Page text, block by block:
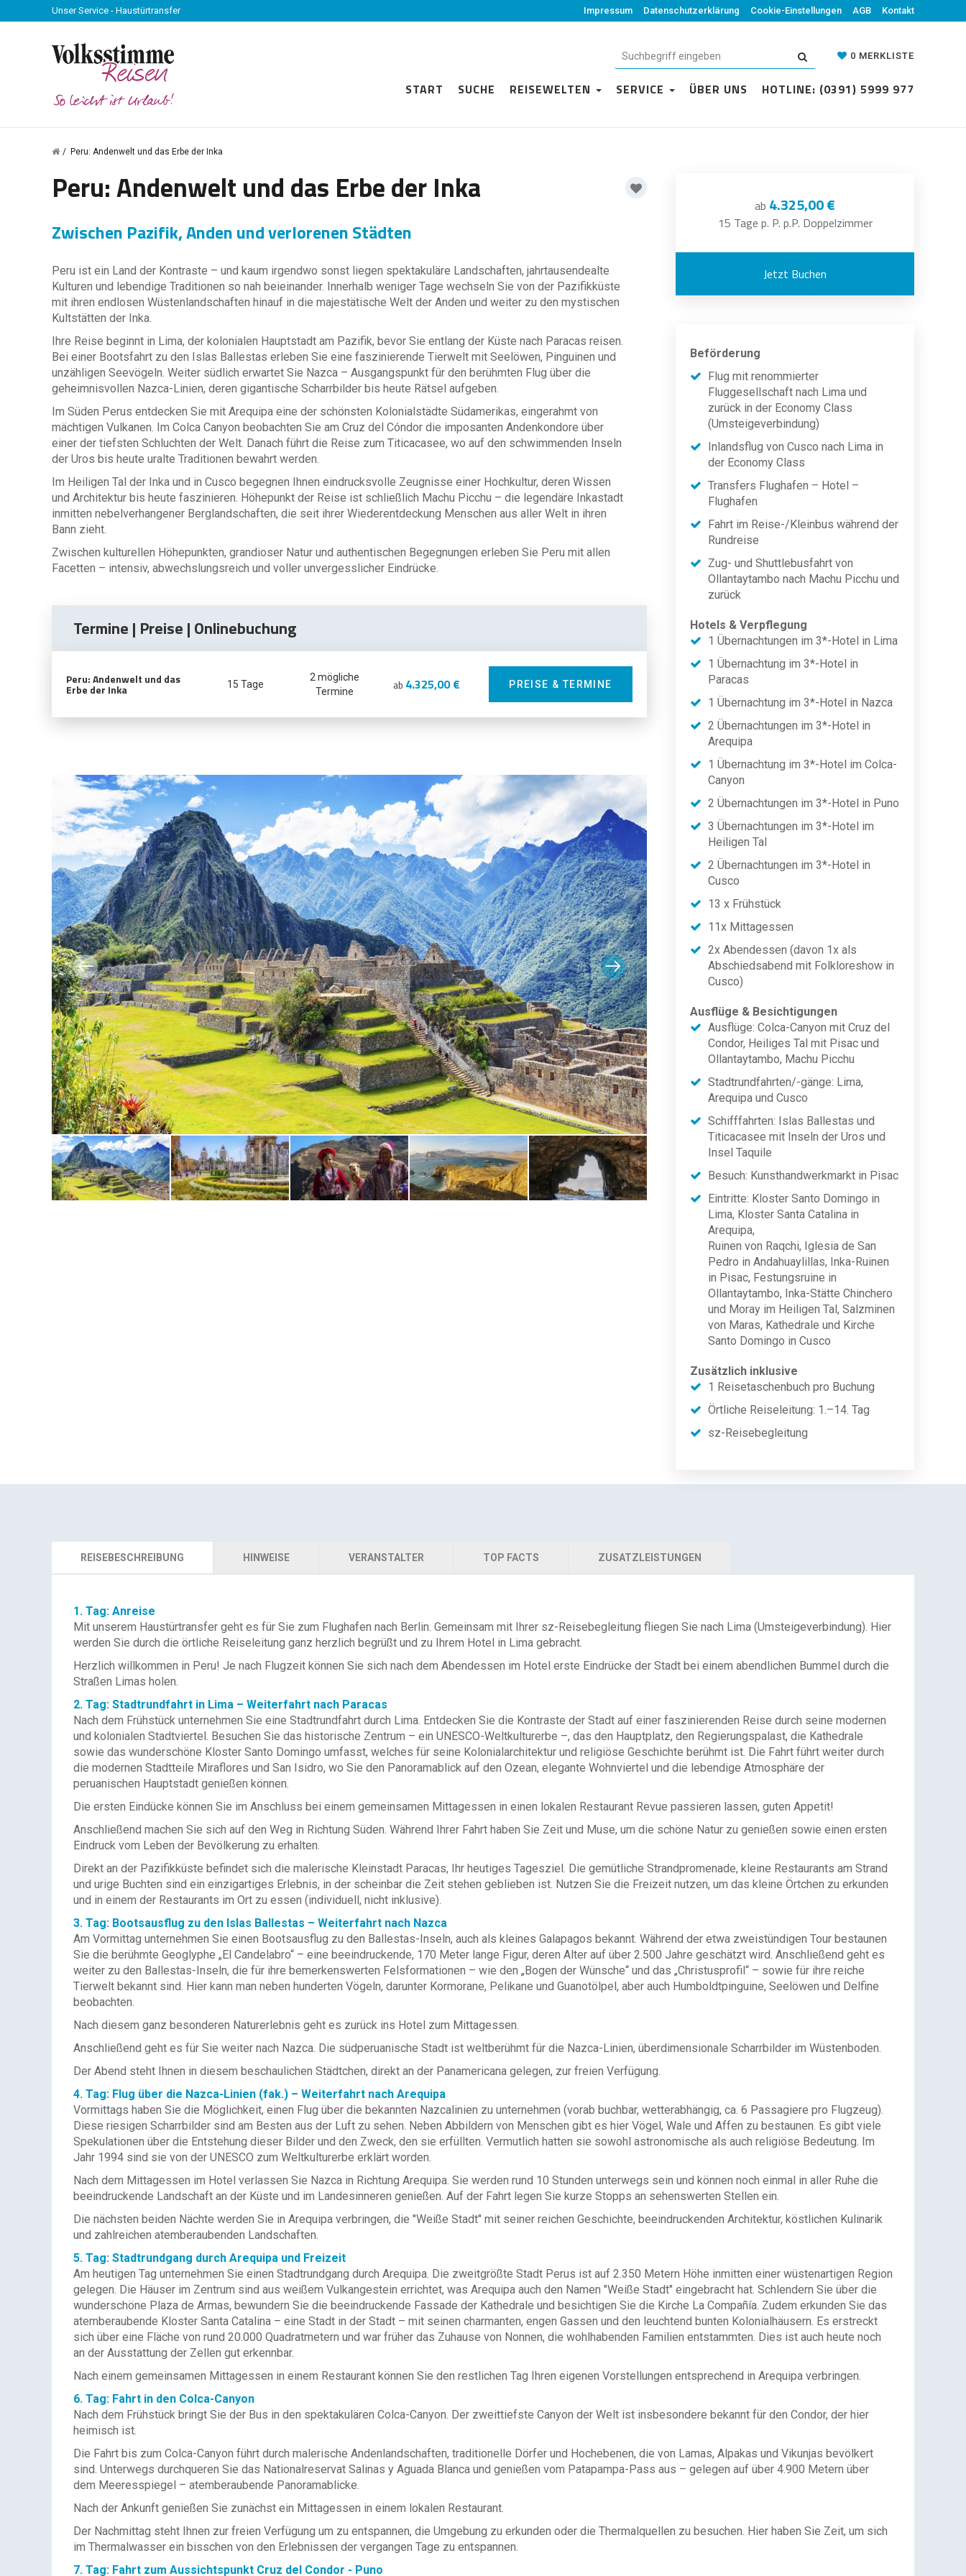
Unser Service - Haustürtransfer Impressum Datenschutzerklärung Cookie-Einstellungen AGB Kontakt
0 MERKLISTE
START SUCHE REISEWELTEN SERVICE ÜBER UNS HOTLINE: (0391) 5999 977
Peru: Andenwelt und das Erbe der Inka
Peru: Andenwelt und das Erbe der Inka
Zwischen Pazifik, Anden und verlorenen Städten
Peru ist ein Land der Kontraste – und kaum irgendwo sonst liegen spektakuläre Landschaften, jahrtausendealte
Kulturen und lebendige Traditionen so nah beieinander. Innerhalb weniger Tage wechseln Sie von der Pazifikküste
mit ihren endlosen Wüstenlandschaften hinauf in die majestätische Welt der Anden und weiter zu den mystischen
Kultstätten der Inka.
Ihre Reise beginnt in Lima, der kolonialen Hauptstadt am Pazifik, bevor Sie entlang der Küste nach Paracas reisen.
Bei einer Bootsfahrt zu den Islas Ballestas erleben Sie eine faszinierende Tierwelt mit Seelöwen, Pinguinen und
unzähligen Seevögeln. Weiter südlich erwartet Sie Nazca – Ausgangspunkt für den berühmten Flug über die
geheimnisvollen Nazca-Linien, deren gigantische Scharrbilder bis heute Rätsel aufgeben.
Im Süden Perus entdecken Sie mit Arequipa eine der schönsten Kolonialstädte Südamerikas, eingerahmt von
mächtigen Vulkanen. Im Colca Canyon beobachten Sie am Cruz del Cóndor die imposanten Andenkondore über
einer der tiefsten Schluchten der Welt. Danach führt die Reise zum Titicacasee, wo auf den schwimmenden Inseln
der Uros bis heute uralte Traditionen bewahrt werden.
Im Heiligen Tal der Inka und in Cusco begegnen Ihnen eindrucksvolle Zeugnisse einer Hochkultur, deren Wissen
und Architektur bis heute faszinieren. Höhepunkt der Reise ist schließlich Machu Picchu – die legendäre Inkastadt
inmitten nebelverhangener Berglandschaften, die seit ihrer Wiederentdeckung Menschen aus aller Welt in ihren
Bann zieht.
Zwischen kulturellen Höhepunkten, grandioser Natur und authentischen Begegnungen erleben Sie Peru mit allen
Facetten – intensiv, abwechslungsreich und voller unvergesslicher Eindrücke.
Termine | Preise | Onlinebuchung
Peru: Andenwelt und das
Erbe der Inka 15 Tage
2 mögliche
Termine
ab 4.325,00 € PREISE & TERMINE
ab 4.325,00 €
15 Tage p. P. p.P. Doppelzimmer
Jetzt Buchen
Beförderung
Flug mit renommierter
Fluggesellschaft nach Lima und
zurück in der Economy Class
(Umsteigeverbindung)
Inlandsflug von Cusco nach Lima in
der Economy Class
Transfers Flughafen – Hotel –
Flughafen
Fahrt im Reise-/Kleinbus während der
Rundreise
Zug- und Shuttlebusfahrt von
Ollantaytambo nach Machu Picchu und
zurück
Hotels & Verpflegung
1 Übernachtungen im 3*-Hotel in Lima
1 Übernachtung im 3*-Hotel in
Paracas
1 Übernachtung im 3*-Hotel in Nazca
2 Übernachtungen im 3*-Hotel in
Arequipa
1 Übernachtung im 3*-Hotel im Colca-
Canyon
2 Übernachtungen im 3*-Hotel in Puno
3 Übernachtungen im 3*-Hotel im
Heiligen Tal
2 Übernachtungen im 3*-Hotel in
Cusco
13 x Frühstück
11x Mittagessen
2x Abendessen (davon 1x als
Abschiedsabend mit Folkloreshow in
Cusco)
Ausflüge & Besichtigungen
Ausflüge: Colca-Canyon mit Cruz del
Condor, Heiliges Tal mit Pisac und
Ollantaytambo, Machu Picchu
Stadtrundfahrten/-gänge: Lima,
Arequipa und Cusco
Schifffahrten: Islas Ballestas und
Titicacasee mit Inseln der Uros und
Insel Taquile
Besuch: Kunsthandwerkmarkt in Pisac
Eintritte: Kloster Santo Domingo in
Lima, Kloster Santa Catalina in
Arequipa,
Ruinen von Raqchi, Iglesia de San
Pedro in Andahuaylillas, Inka-Ruinen
in Pisac, Festungsruine in
Ollantaytambo, Inka-Stätte Chinchero
und Moray im Heiligen Tal, Salzminen
von Maras, Kathedrale und Kirche
Santo Domingo in Cusco
Zusätzlich inklusive
1 Reisetaschenbuch pro Buchung
Örtliche Reiseleitung: 1.–14. Tag
sz-Reisebegleitung
REISEBESCHREIBUNG HINWEISE VERANSTALTER TOP FACTS ZUSATZLEISTUNGEN
1. Tag: Anreise
Mit unserem Haustürtransfer geht es für Sie zum Flughafen nach Berlin. Gemeinsam mit Ihrer sz-Reisebegleitung fliegen Sie nach Lima (Umsteigeverbindung). Hier
werden Sie durch die örtliche Reiseleitung ganz herzlich begrüßt und zu Ihrem Hotel in Lima gebracht.
Herzlich willkommen in Peru! Je nach Flugzeit können Sie sich nach dem Abendessen im Hotel erste Eindrücke der Stadt bei einem abendlichen Bummel durch die
Straßen Limas holen.
2. Tag: Stadtrundfahrt in Lima – Weiterfahrt nach Paracas
Nach dem Frühstück unternehmen Sie eine Stadtrundfahrt durch Lima. Entdecken Sie die Kontraste der Stadt auf einer faszinierenden Reise durch seine modernen
und kolonialen Stadtviertel. Besuchen Sie das historische Zentrum – ein UNESCO-Weltkulturerbe –, das den Hauptplatz, den Regierungspalast, die Kathedrale
sowie das wunderschöne Kloster Santo Domingo umfasst, welches für seine Kolonialarchitektur und religiöse Geschichte berühmt ist. Die Fahrt führt weiter durch
die modernen Stadtteile Miraflores und San Isidro, wo Sie den Panoramablick auf den Ozean, elegante Wohnviertel und die lebendige Atmosphäre der
peruanischen Hauptstadt genießen können.
Die ersten Eindücke können Sie im Anschluss bei einem gemeinsamen Mittagessen in einen lokalen Restaurant Revue passieren lassen, guten Appetit!
Anschließend machen Sie sich auf den Weg in Richtung Süden. Während Ihrer Fahrt haben Sie Zeit und Muse, um die schöne Natur zu genießen sowie einen ersten
Eindruck vom Leben der Bevölkerung zu erhalten.
Direkt an der Pazifikküste befindet sich die malerische Kleinstadt Paracas, Ihr heutiges Tagesziel. Die gemütliche Strandpromenade, kleine Restaurants am Strand
und urige Buchten sind ein einzigartiges Erlebnis, in der scheinbar die Zeit stehen geblieben ist. Nutzen Sie die Freizeit nutzen, um das kleine Örtchen zu erkunden
und in einem der Restaurants im Ort zu essen (individuell, nicht inklusive).
3. Tag: Bootsausflug zu den Islas Ballestas – Weiterfahrt nach Nazca
Am Vormittag unternehmen Sie einen Bootsausflug zu den Ballestas-Inseln, auch als kleines Galapagos bekannt. Während der etwa zweistündigen Tour bestaunen
Sie die berühmte Geoglyphe „El Candelabro“ – eine beeindruckende, 170 Meter lange Figur, deren Alter auf über 2.500 Jahre geschätzt wird. Anschließend geht es
weiter zu den Ballestas-Inseln, die für ihre bemerkenswerten Felsformationen – wie den „Bogen der Wünsche“ und das „Christusprofil“ – sowie für ihre reiche
Tierwelt bekannt sind. Hier kann man neben hunderten Vögeln, darunter Kormorane, Pelikane und Guanotölpel, aber auch Humboldtpinguine, Seelöwen und Delfine
beobachten.
Nach diesem ganz besonderen Naturerlebnis geht es zurück ins Hotel zum Mittagessen.
Anschließend geht es für Sie weiter nach Nazca. Die südperuanische Stadt ist weltberühmt für die Nazca-Linien, überdimensionale Scharrbilder im Wüstenboden.
Der Abend steht Ihnen in diesem beschaulichen Städtchen, direkt an der Panamericana gelegen, zur freien Verfügung.
4. Tag: Flug über die Nazca-Linien (fak.) – Weiterfahrt nach Arequipa
Vormittags haben Sie die Möglichkeit, einen Flug über die bekannten Nazcalinien zu unternehmen (vorab buchbar, wetterabhängig, ca. 6 Passagiere pro Flugzeug).
Diese riesigen Scharrbilder sind am Besten aus der Luft zu sehen. Neben Abbildern von Menschen gibt es hier Vögel, Wale und Affen zu bestaunen. Es gibt viele
Spekulationen über die Entstehung dieser Bilder und den Zweck, den sie erfüllten. Vermutlich hatten sie sowohl astronomische als auch religiöse Bedeutung. Im
Jahr 1994 sind sie von der UNESCO zum Weltkulturerbe erklärt worden.
Nach dem Mittagessen im Hotel verlassen Sie Nazca in Richtung Arequipa. Sie werden rund 10 Stunden unterwegs sein und können noch einmal in aller Ruhe die
beeindruckende Landschaft an der Küste und im Landesinneren genießen. Auf der Fahrt legen Sie kurze Stopps an sehenswerten Stellen ein.
Die nächsten beiden Nächte werden Sie in Arequipa verbringen, die "Weiße Stadt" mit seiner reichen Geschichte, beeindruckenden Architektur, köstlichen Kulinarik
und zahlreichen atemberaubenden Landschaften.
5. Tag: Stadtrundgang durch Arequipa und Freizeit
Am heutigen Tag unternehmen Sie einen Stadtrundgang durch Arequipa. Die zweitgrößte Stadt Perus ist auf 2.350 Metern Höhe inmitten einer wüstenartigen Region
gelegen. Die Häuser im Zentrum sind aus weißem Vulkangestein errichtet, was Arequipa auch den Namen "Weiße Stadt" eingebracht hat. Schlendern Sie über die
wunderschöne Plaza de Armas, bewundern Sie die beeindruckende Fassade der Kathedrale und besichtigen Sie die Kirche La Compañía. Zudem erkunden Sie das
atemberaubende Kloster Santa Catalina – eine Stadt in der Stadt – mit seinen charmanten, engen Gassen und den leuchtend bunten Kolonialhäusern. Es erstreckt
sich über eine Fläche von rund 20.000 Quadratmetern und war früher das Zuhause von Nonnen, die wohlhabenden Familien entstammten. Dies ist auch heute noch
an der Ausstattung der Zellen gut erkennbar.
Nach einem gemeinsamen Mittagessen in einem Restaurant können Sie den restlichen Tag Ihren eigenen Vorstellungen entsprechend in Arequipa verbringen.
6. Tag: Fahrt in den Colca-Canyon
Nach dem Frühstück bringt Sie der Bus in den spektakulären Colca-Canyon. Der zweittiefste Canyon der Welt ist insbesondere bekannt für den Condor, der hier
heimisch ist.
Die Fahrt bis zum Colca-Canyon führt durch malerische Andenlandschaften, traditionelle Dörfer und Hochebenen, die von Lamas, Alpakas und Vikunjas bevölkert
sind. Unterwegs durchqueren Sie das Nationalreservat Salinas y Aguada Blanca und genießen vom Patapampa-Pass aus – gelegen auf über 4.900 Metern über
dem Meeresspiegel – atemberaubende Panoramablicke.
Nach der Ankunft genießen Sie zunächst ein Mittagessen in einem lokalen Restaurant.
Der Nachmittag steht Ihnen zur freien Verfügung um zu entspannen, die Umgebung zu erkunden oder die Thermalquellen zu besuchen. Hier haben Sie Zeit, um sich
im Thermalwasser ein bisschen von den Erlebnissen der vergangen Tage zu entspannen.
7. Tag: Fahrt zum Aussichtspunkt Cruz del Condor - Puno